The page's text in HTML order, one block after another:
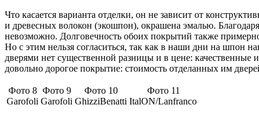
Что касается варианта отделки, он не зависит от
и древесных волокон (экошпон), окрашена эмалью.
невозможно. Долговечность обоих покрытий также
Но с этим нельзя согласиться, так как в наши дни на
дверями нет существенной разницы и в цене: качественные
довольно дорогое покрытие: стоимость отделанных им
Фото 8
Garofoli
Фото 9
Garofoli
Фото 10
GhizziBenatti
Фото 11
ItalON/Lanfranco